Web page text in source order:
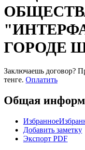
ГОРОДЕ
Заключаешь договор?
тенге. Оплатить
Общая
Избранное
Добавить заметку
Экспорт PDF